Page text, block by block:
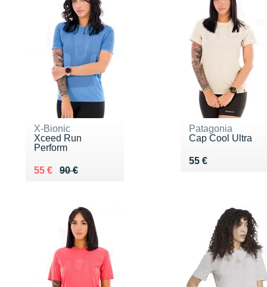
X-Bionic
Xceed Run
Perform
90 €
Au lieu de 90 €
55 €
Vendu 55 €
Patagonia
Cap Cool Ultra
55 €
Vendu 55 €